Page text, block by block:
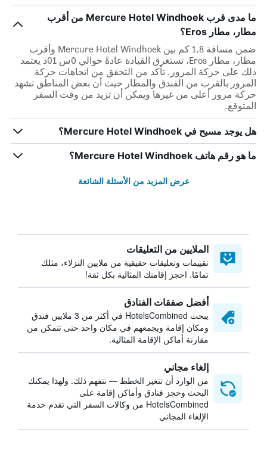
ما مدى قرب Mercure Hotel Windhoek من أقرب
مطار، مطار Eros؟
ضمن مسافة 1.8 كم بين Mercure Hotel Windhoek وأقرب
مطار، مطار Eros، تستغرق القيادة عادةً حوالي 0س 01د يعتمد
ذلك على حركة المرور. تأكد من التحقق من اتجاهات حركة
المرور بالقرب من الفندق والمطار حيث أن بعض المناطق تشهد
حركة مرور أعلى من غيرها ويمكن أن تزيد من وقت السفر
المتوقع.
هل يوجد مسبح في Mercure Hotel Windhoek؟
ما هو رقم هاتف Mercure Hotel Windhoek؟
عرض المزيد من الأسئلة الشائعة
الملايين من التعليقات
تقييمات وتعليقات حقيقية من ملايين النزلاء، مثلك
تمامًا. احجز إقامتك المثالية بكل ثقة!
أفضل صفقات الفنادق
يبحث HotelsCombined في أكثر من 3 ملايين فندق
ومكان إقامة ويجمعهم في مكان واحد حتى تتمكن من
مقارنة أماكن الإقامة المثالية.
إلغاء مجاني
من الوارد أن تتغير الخطط — نتفهم ذلك. ولهذا يمكنك
البحث وحجز فنادق وأماكن إقامة على
HotelsCombined من وكالات السفر التي تقدم خدمة
الإلغاء المجاني